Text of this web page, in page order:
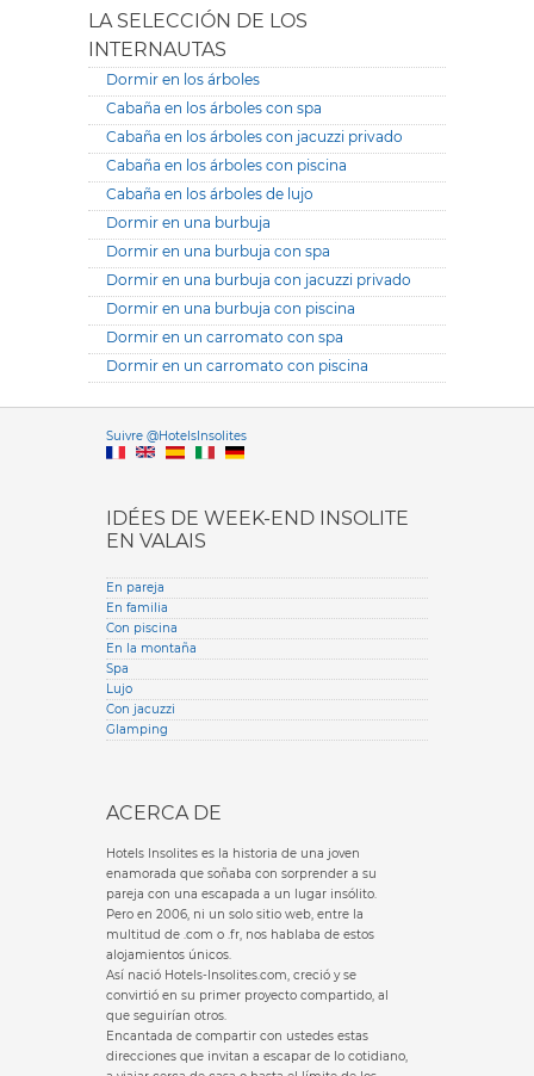
LA SELECCIÓN DE LOS
INTERNAUTAS
Dormir en los árboles
Cabaña en los árboles con spa
Cabaña en los árboles con jacuzzi privado
Cabaña en los árboles con piscina
Cabaña en los árboles de lujo
Dormir en una burbuja
Dormir en una burbuja con spa
Dormir en una burbuja con jacuzzi privado
Dormir en una burbuja con piscina
Dormir en un carromato con spa
Dormir en un carromato con piscina
Suivre @HotelsInsolitesVersione
IDÉES DE WEEK-END INSOLITE
EN VALAIS
En pareja
En familia
Con piscina
En la montaña
Spa
Lujo
Con jacuzzi
Glamping
ACERCA DE
Hotels Insolites es la historia de una joven
enamorada que soñaba con sorprender a su
pareja con una escapada a un lugar insólito.
Pero en 2006, ni un solo sitio web, entre la
multitud de .com o .fr, nos hablaba de estos
alojamientos únicos.
Así nació Hotels-Insolites.com, creció y se
convirtió en su primer proyecto compartido, al
que seguirían otros.
Encantada de compartir con ustedes estas
direcciones que invitan a escapar de lo cotidiano,